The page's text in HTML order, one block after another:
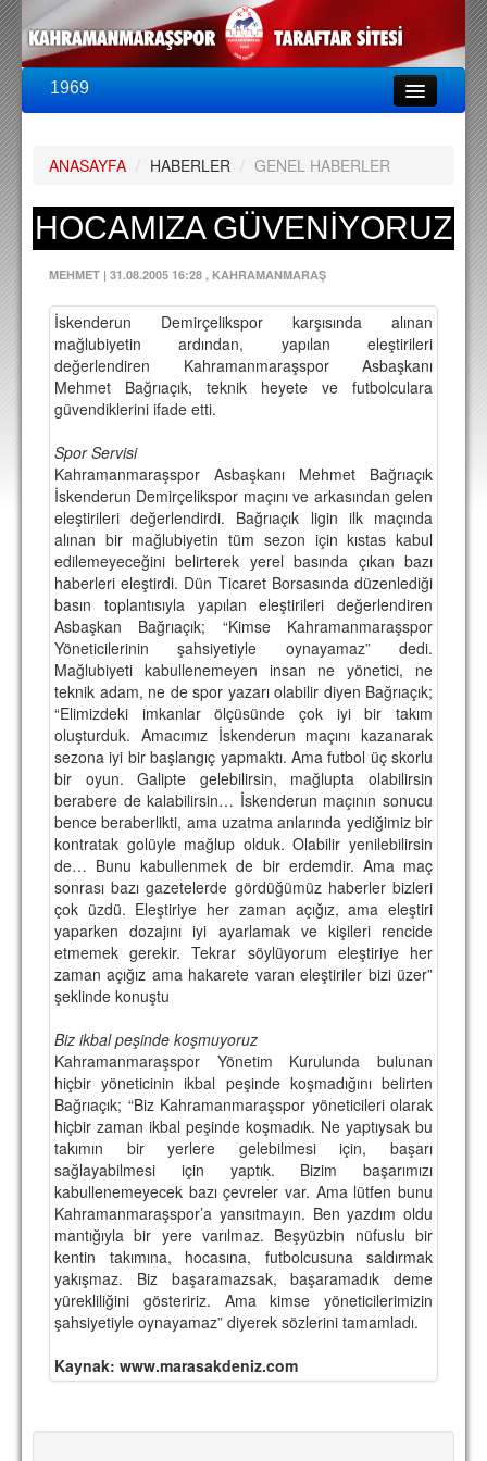
1969
PUAN DURUMU
FİKSTÜR
KADRO
A TAKIM KADROSU
TEKNİK KADRO
TRANSFERLER
TARAFTAR
BİLETLER
DEPLASMAN
LİSANSLI ÜRÜNLER
MULTİMEDYA
FOTOĞRAF & VİDEOLAR
MARŞ & TEZAHÜRATLAR
KULÜP
AMBLEM
SPOR TESİSLERİ
YÖNETİM KURULU
PERSONEL
SPONSORLAR
TARİHÇE
TARİHİ BAŞARILAR
BASINDAN
KUPA MAÇLARI
ESKi BAŞKANLAR
ESKİ HOCALAR
HAKKIMIZDA
MİSYON
HAKKIMIZDA
İRTİBAT
SİTE İSTATİSTİKLERİ
ANASAYFA / HABERLER / GENEL HABERLER
HOCAMIZA GÜVENİYORUZ
MEHMET | 31.08.2005 16:28 , KAHRAMANMARAŞ
İskenderun Demirçelikspor karşısında alınan
mağlubiyetin ardından, yapılan eleştirileri
değerlendiren Kahramanmaraşspor Asbaşkanı
Mehmet Bağrıaçık, teknik heyete ve futbolculara
güvendiklerini ifade etti.
Spor Servisi
Kahramanmaraşspor Asbaşkanı Mehmet Bağrıaçık
İskenderun Demirçelikspor maçını ve arkasından gelen
eleştirileri değerlendirdi. Bağrıaçık ligin ilk maçında
alınan bir mağlubiyetin tüm sezon için kıstas kabul
edilemeyeceğini belirterek yerel basında çıkan bazı
haberleri eleştirdi. Dün Ticaret Borsasında düzenlediği
basın toplantısıyla yapılan eleştirileri değerlendiren
Asbaşkan Bağrıaçık; “Kimse Kahramanmaraşspor
Yöneticilerinin şahsiyetiyle oynayamaz” dedi.
Mağlubiyeti kabullenemeyen insan ne yönetici, ne
teknik adam, ne de spor yazarı olabilir diyen Bağrıaçık;
“Elimizdeki imkanlar ölçüsünde çok iyi bir takım
oluşturduk. Amacımız İskenderun maçını kazanarak
sezona iyi bir başlangıç yapmaktı. Ama futbol üç skorlu
bir oyun. Galipte gelebilirsin, mağlupta olabilirsin
berabere de kalabilirsin… İskenderun maçının sonucu
bence beraberlikti, ama uzatma anlarında yediğimiz bir
kontratak golüyle mağlup olduk. Olabilir yenilebilirsin
de… Bunu kabullenmek de bir erdemdir. Ama maç
sonrası bazı gazetelerde gördüğümüz haberler bizleri
çok üzdü. Eleştiriye her zaman açığız, ama eleştiri
yaparken dozajını iyi ayarlamak ve kişileri rencide
etmemek gerekir. Tekrar söylüyorum eleştiriye her
zaman açığız ama hakarete varan eleştiriler bizi üzer”
şeklinde konuştu
Biz ikbal peşinde koşmuyoruz
Kahramanmaraşspor Yönetim Kurulunda bulunan
hiçbir yöneticinin ikbal peşinde koşmadığını belirten
Bağrıaçık; “Biz Kahramanmaraşspor yöneticileri olarak
hiçbir zaman ikbal peşinde koşmadık. Ne yaptıysak bu
takımın bir yerlere gelebilmesi için, başarı
sağlayabilmesi için yaptık. Bizim başarımızı
kabullenemeyecek bazı çevreler var. Ama lütfen bunu
Kahramanmaraşspor’a yansıtmayın. Ben yazdım oldu
mantığıyla bir yere varılmaz. Beşyüzbin nüfuslu bir
kentin takımına, hocasına, futbolcusuna saldırmak
yakışmaz. Biz başaramazsak, başaramadık deme
yürekliliğini gösteririz. Ama kimse yöneticilerimizin
şahsiyetiyle oynayamaz” diyerek sözlerini tamamladı.
Kaynak: www.marasakdeniz.com